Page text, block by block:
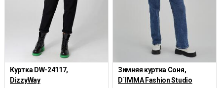
Куртка DW-24117,
DizzyWay
Зимняя куртка Соня,
D`IMMA Fashion Studio